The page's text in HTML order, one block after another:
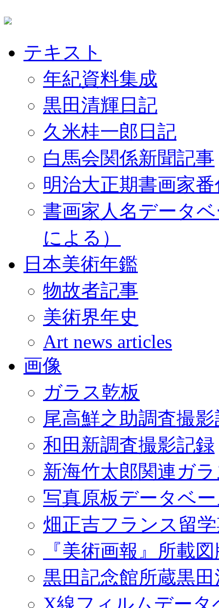
テキスト
年紀資料集成
黒田清輝日記
久米桂一郎日記
白馬会関係新聞記事
明治大正期書画家
書画家人名データ
による）
日本美術年鑑
物故者記事
美術界年史
Art news articles
画像
ガラス乾板
尾高鮮之助調査撮
和田新調査撮影記録
新海竹太郎関連ガ
写真原板データベ
畑正吉フランス留
『美術画報』所載
黒田記念館所蔵黒
X線フィルムデータ